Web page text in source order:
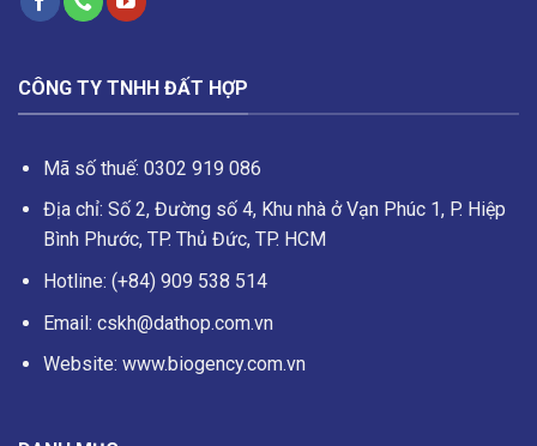
CÔNG TY TNHH ĐẤT HỢP
Mã số thuế: 0302 919 086
Địa chỉ: Số 2, Đường số 4, Khu nhà ở Vạn Phúc 1, P. Hiệp
Bình Phước, TP. Thủ Đức, TP. HCM
Hotline: (+84) 909 538 514
Email: cskh@dathop.com.vn
Website: www.biogency.com.vn